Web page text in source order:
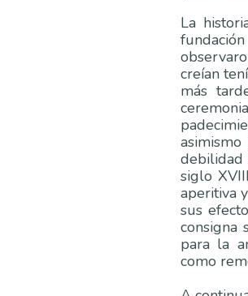
La
creían
más
debilidad
siglo
aperitiva
sus
consigna
para la
como